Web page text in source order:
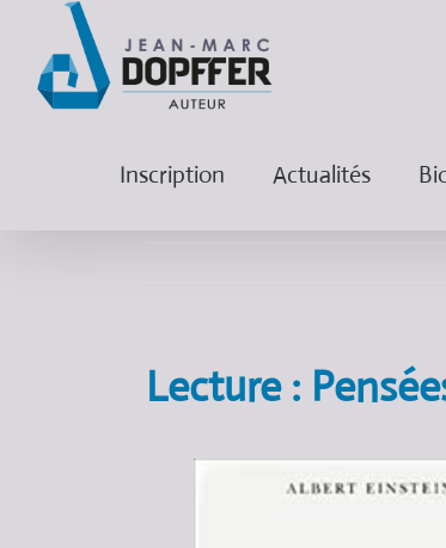
Inscription Actualités
Lecture :